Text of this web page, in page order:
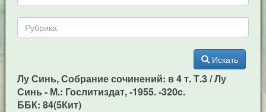
Искать
Лу Синь, Собрание сочинений: в 4 т. Т.3 / Лу
Синь - М.: Гослитиздат, -1955. -320c.
ББК: 84(5Кит)